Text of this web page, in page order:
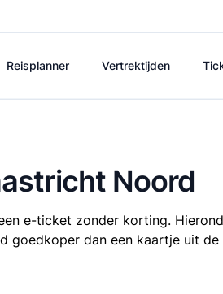
Reisplanner Vertrektijden
Noord
e-ticket zonder korting.
goedkoper dan een kaartje uit